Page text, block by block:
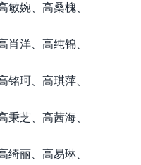
敏婉、高桑槐、
肖洋、高纯锦、
铭珂、高琪萍、
秉芝、高茜海、
绮丽、高易琳、